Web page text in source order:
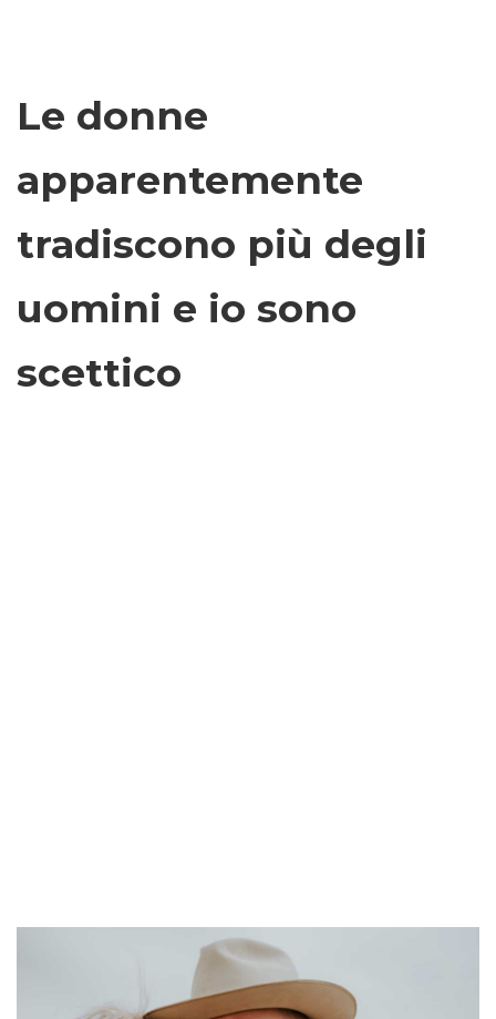
Le donne
apparentemente
tradiscono più degli
uomini e io sono
scettico